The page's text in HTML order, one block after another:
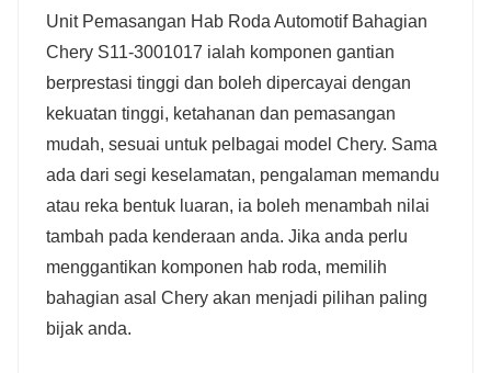
Unit Pemasangan Hab Roda Automotif Bahagian
Chery S11-3001017 ialah komponen gantian
berprestasi tinggi dan boleh dipercayai dengan
kekuatan tinggi, ketahanan dan pemasangan
mudah, sesuai untuk pelbagai model Chery. Sama
ada dari segi keselamatan, pengalaman memandu
atau reka bentuk luaran, ia boleh menambah nilai
tambah pada kenderaan anda. Jika anda perlu
menggantikan komponen hab roda, memilih
bahagian asal Chery akan menjadi pilihan paling
bijak anda.